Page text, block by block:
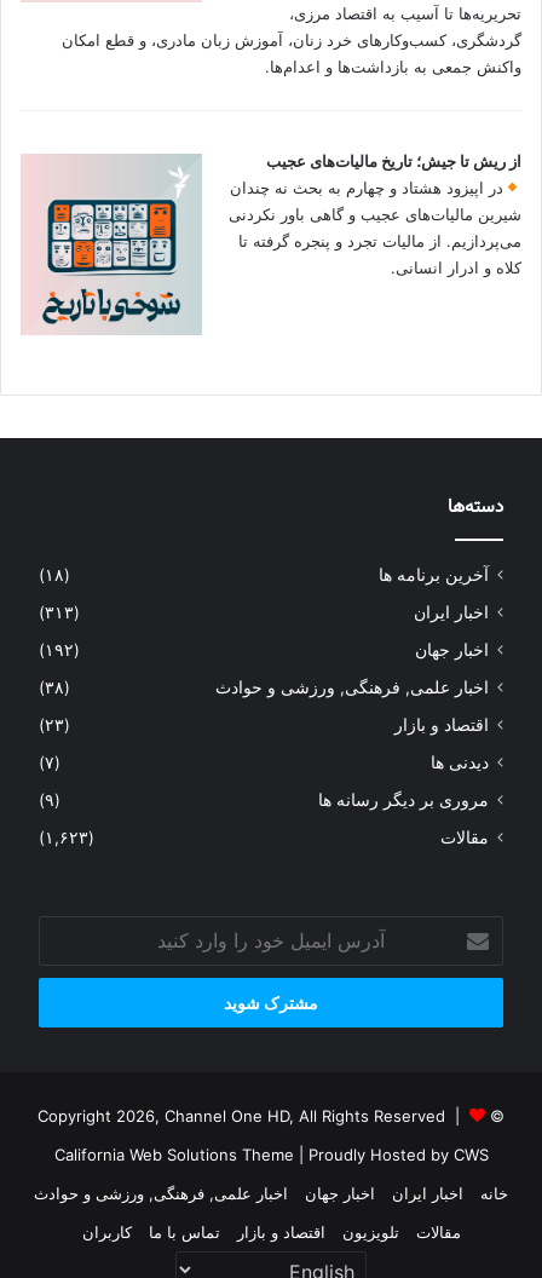
تحریریه‌ها تا آسیب به اقتصاد مرزی،
گردشگری، کسب‌وکارهای خرد زنان، آموزش زبان مادری، و قطع امکان
واکنش جمعی به بازداشت‌ها و اعدام‌ها.
از ریش تا جیش؛ تاریخ مالیات‌های عجیب
در اپیزود هشتاد و چهارم به بحث نه چندان
شیرین مالیات‌های عجیب و گاهی باور نکردنی‌
می‌پردازیم. از مالیات تجرد و پنجره گرفته تا
کلاه و ادرار انسانی.
دسته‌ها
آخرین برنامه ها
(۱۸)
اخبار ایران
(۳۱۳)
اخبار جهان
(۱۹۲)
اخبار علمی, فرهنگی, ورزشی و حوادث
(۳۸)
اقتصاد و بازار
(۲۳)
دیدنی ها
(۷)
مروری بر دیگر رسانه ها
(۹)
مقالات
(۱,۶۲۳)
ایمیل
خود
وارد
© Copyright 2026, Channel One HD, All Rights Reserved |
California Web Solutions Theme | Proudly Hosted by CWS
خانه
اخبار ایران اخبار جهان
اخبار علمی, فرهنگی, ورزشی و حوادث
مقالات
تلویزیون اقتصاد و بازار تماس با ما کاربران